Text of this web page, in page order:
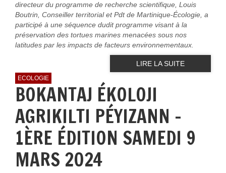
directeur du programme de recherche scientifique, Louis
Boutrin, Conseiller territorial et Pdt de Martinique-Écologie, a
participé à une séquence dudit programme visant à la
préservation des tortues marines menacées sous nos
latitudes par les impacts de facteurs environnementaux.
LIRE LA SUITE
ECOLOGIE
BOKANTAJ ÉKOLOJI
AGRIKILTI PÉYIZANN -
1ÈRE ÉDITION SAMEDI 9
MARS 2024